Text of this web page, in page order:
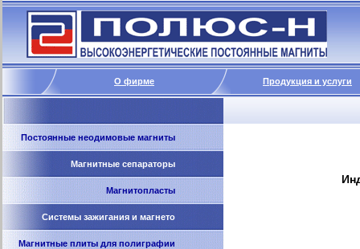
О фирме Продукция и услуги
Постоянные неодимовые магниты
Магнитные сепараторы
Магнитопласты
Системы зажигания и магнето
Магнитные плиты для полиграфии